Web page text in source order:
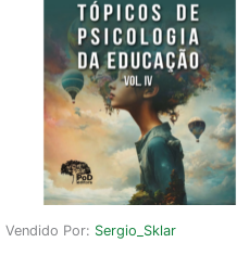
Vendido Por: Sergio_Sklar